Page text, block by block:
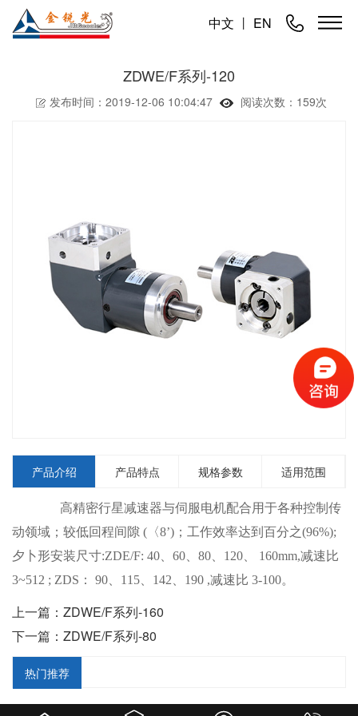
中文 丨 EN
ZDWE/F系列-120
发布时间：2019-12-06 10:04:47 阅读次数： 159次
产品介绍 产品特点 规格参数 适用范围
高精密行星减速器与伺服电机配合用于各种控制传
动领域；较低回程间隙 (〈8’)；工作效率达到百分之(96%);
夕卜形安装尺寸:ZDE/F: 40、60、80、120、 160mm,减速比
3~512 ; ZDS： 90、115、142、190 ,减速比 3-100。
上一篇：ZDWE/F系列-160
下一篇：ZDWE/F系列-80
热门推荐